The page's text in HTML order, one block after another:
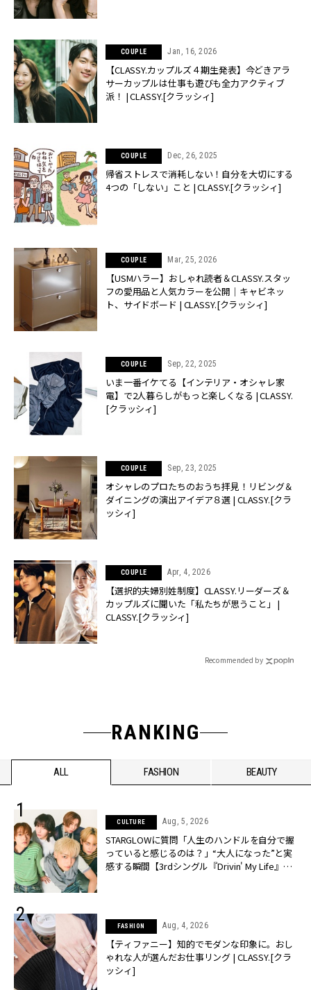
COUPLE Jan, 16, 2026
【CLASSY.カップルズ４期生発表】今どきアラ
サーカップルは仕事も遊びも全力アクティブ
派！ | CLASSY.[クラッシィ]
COUPLE Dec, 26, 2025
帰省ストレスで消耗しない！自分を大切にする
4つの「しない」こと | CLASSY.[クラッシィ]
COUPLE Mar, 25, 2026
【USMハラー】おしゃれ読者＆CLASSY.スタッ
フの愛用品と人気カラーを公開｜キャビネッ
ト、サイドボード | CLASSY.[クラッシィ]
COUPLE Sep, 22, 2025
いま一番イケてる【インテリア・オシャレ家
電】で2人暮らしがもっと楽しくなる | CLASSY.
[クラッシィ]
COUPLE Sep, 23, 2025
オシャレのプロたちのおうち拝見！リビング＆
ダイニングの演出アイデア８選 | CLASSY.[クラ
ッシィ]
COUPLE Apr, 4, 2026
【選択的夫婦別姓制度】CLASSY.リーダーズ＆
カップルズに聞いた「私たちが思うこと」 |
CLASSY.[クラッシィ]
Recommended by
RANKING
ALL FASHION BEAUTY
CULTURE Aug, 5, 2026
STARGLOWに質問「人生のハンドルを自分で握
っていると感じるのは？」“大️人になった”と実
感する瞬間【3rdシングル『Drivin' My Life』発
FASHION Aug, 4, 2026
【ティファニー】知的でモダンな印象に。おし
ゃれな人が選んだお仕事リング | CLASSY.[クラ
ッシィ]